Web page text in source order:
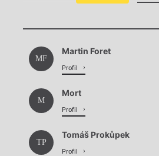
Chviličku.
MF
Martin Foret
Profil
M
Mort
Profil
TP
Tomáš Prokůpek
Profil